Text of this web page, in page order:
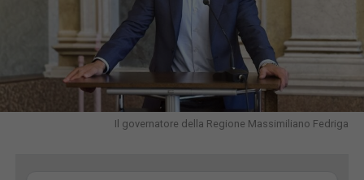
Il governatore della Regione Massimiliano Fedriga